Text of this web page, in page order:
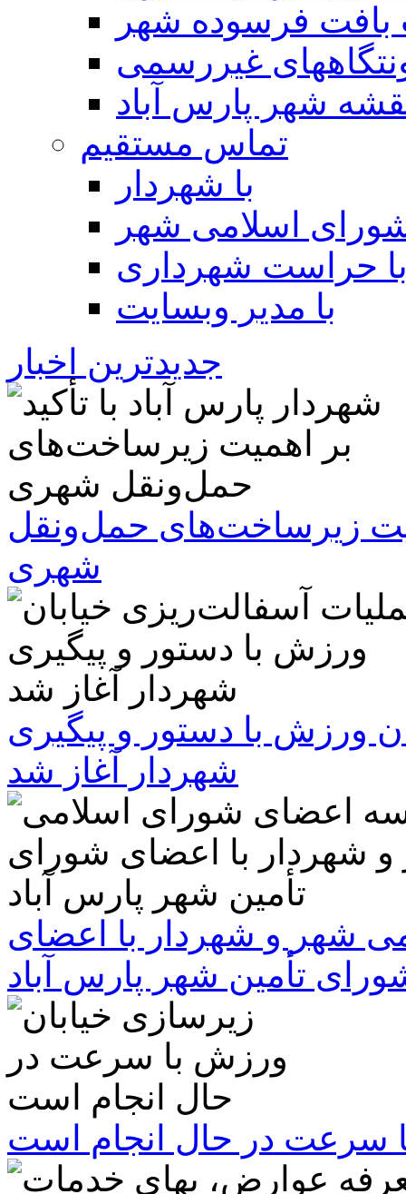
بافت فرسوده شهر
غیررسمی
شهر پارس آباد
تماس مستقیم
با شهردار
اسلامی شهر
حراست شهرداری
با مدیر وبسایت
جدیدترین اخبار
زیرساخت‌های حمل‌ونقل
شهری
ورزش با دستور و پیگیری
شهردار آغاز شد
شهر و شهردار با اعضای
تأمین شهر پارس آباد
سرعت در حال انجام است